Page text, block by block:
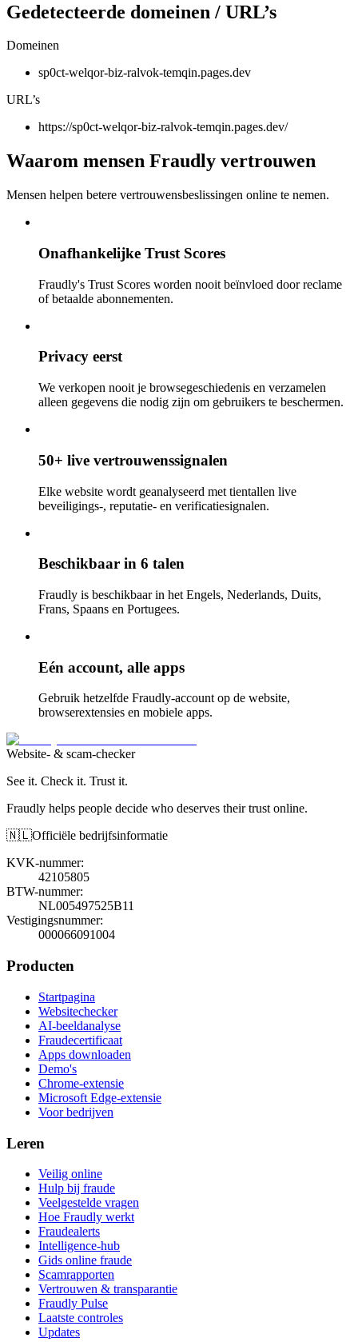
Gedetecteerde domeinen / URL’s
Domeinen
sp0ct-welqor-biz-ralvok-temqin.pages.dev
URL’s
https://sp0ct-welqor-biz-ralvok-temqin.pages.dev/
Waarom mensen Fraudly vertrouwen
Mensen helpen betere vertrouwensbeslissingen online te nemen.
Onafhankelijke Trust Scores
Fraudly's Trust Scores worden nooit beïnvloed door reclame
of betaalde abonnementen.
Privacy eerst
We verkopen nooit je browsegeschiedenis en verzamelen
alleen gegevens die nodig zijn om gebruikers te beschermen.
50+ live vertrouwenssignalen
Elke website wordt geanalyseerd met tientallen live
beveiligings-, reputatie- en verificatiesignalen.
Beschikbaar in 6 talen
Fraudly is beschikbaar in het Engels, Nederlands, Duits,
Frans, Spaans en Portugees.
Eén account, alle apps
Gebruik hetzelfde Fraudly-account op de website,
browserextensies en mobiele apps.
Website- & scam-checker
See it. Check it. Trust it.
Fraudly helps people decide who deserves their trust online.
🇳🇱Officiële bedrijfsinformatie
KVK-nummer:
42105805
BTW-nummer:
NL005497525B11
Vestigingsnummer:
000066091004
Producten
Startpagina
Websitechecker
AI-beeldanalyse
Fraudecertificaat
Apps downloaden
Demo's
Chrome-extensie
Microsoft Edge-extensie
Voor bedrijven
Leren
Veilig online
Hulp bij fraude
Veelgestelde vragen
Hoe Fraudly werkt
Fraudealerts
Intelligence-hub
Gids online fraude
Scamrapporten
Vertrouwen & transparantie
Fraudly Pulse
Laatste controles
Updates